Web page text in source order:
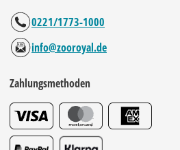
0221/1773-1000
info@zooroyal.de
Zahlungsmethoden